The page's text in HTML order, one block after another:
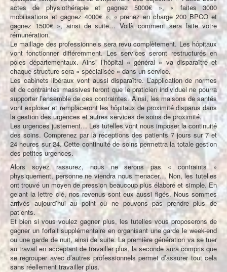
actes de physiothérapie et gagnez 5000€ », « faites 3000
mobilisations et gagnez 4000€ », « prenez en charge 200 BPCO et
gagnez 1500€ », ainsi de suite… Voilà comment sera faite votre
rémunération.
Le maillage des professionnels sera revu complètement. Les hôpitaux
vont fonctionner différemment. Les services seront restructurés en
pôles départementaux. Ainsi l’hôpital « général » va disparaître et
chaque structure sera « spécialisée » dans un service.
Les cabinets libéraux vont aussi disparaître. L’application de normes
et de contraintes massives feront que le praticien individuel ne pourra
supporter l’ensemble de ces contraintes. Ainsi, les maisons de santés
vont exploser et remplaceront les hôpitaux de proximité disparus dans
la gestion des urgences et autres services de soins de proximité.
Les urgences justement… Les tutelles vont nous imposer la continuité
des soins. Comprenez par là réceptions des patients 7 jours sur 7 et
24 heures sur 24. Cette continuité de soins permettra la totale gestion
des petites urgences.
Alors soyez rassurez, nous ne serons pas « contraints »
physiquement, personne ne viendra nous menacer… Non, les tutelles
ont trouvé un moyen de pression beaucoup plus élaboré et simple. En
gelant la lettre clé, nos revenus sont eux aussi figés. Nous sommes
arrivés aujourd’hui au point où ne pouvons pas prendre plus de
patients.
Et bien si vous voulez gagner plus, les tutelles vous proposerons de
gagner un forfait supplémentaire en organisant une garde le week-end
ou une garde de nuit, ainsi de suite. La première génération va se tuer
au travail en acceptant de travailler plus, la seconde aura compris que
se regrouper avec d’autres professionnels permet d’assurer tout cela
sans réellement travailler plus.